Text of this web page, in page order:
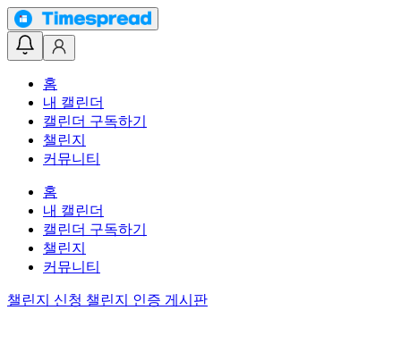
홈
내 캘린더
캘린더 구독하기
챌린지
커뮤니티
홈
내 캘린더
캘린더 구독하기
챌린지
커뮤니티
챌린지 신청 챌린지 인증 게시판